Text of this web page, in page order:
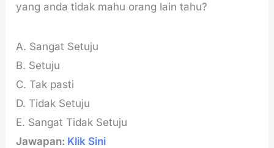
yang anda tidak mahu orang lain tahu?
A. Sangat Setuju
B. Setuju
C. Tak pasti
D. Tidak Setuju
E. Sangat Tidak Setuju
Jawapan: Klik Sini